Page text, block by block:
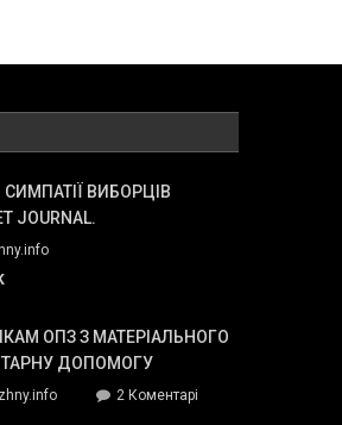
ВИБОРЦІВ
JOURNAL.
ОПЗ З МАТЕРІАЛЬНОГО
ДОПОМОГУ
2 Коментарідо